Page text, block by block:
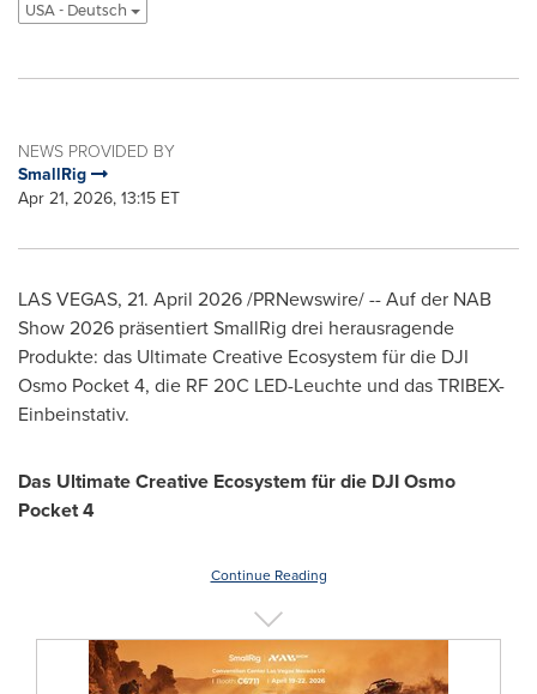
USA - Deutsch
NEWS PROVIDED BY
SmallRig
Apr 21, 2026, 13:15 ET
LAS VEGAS, 21. April 2026/PRNewswire/ -- Auf der NAB
Show 2026 präsentiert SmallRig drei herausragende
Produkte: das Ultimate Creative Ecosystem für die DJI
Osmo Pocket 4, die RF 20C LED-Leuchte und das TRIBEX-
Einbeinstativ.
Das Ultimate Creative Ecosystem für die DJI Osmo
Pocket 4
Continue Reading